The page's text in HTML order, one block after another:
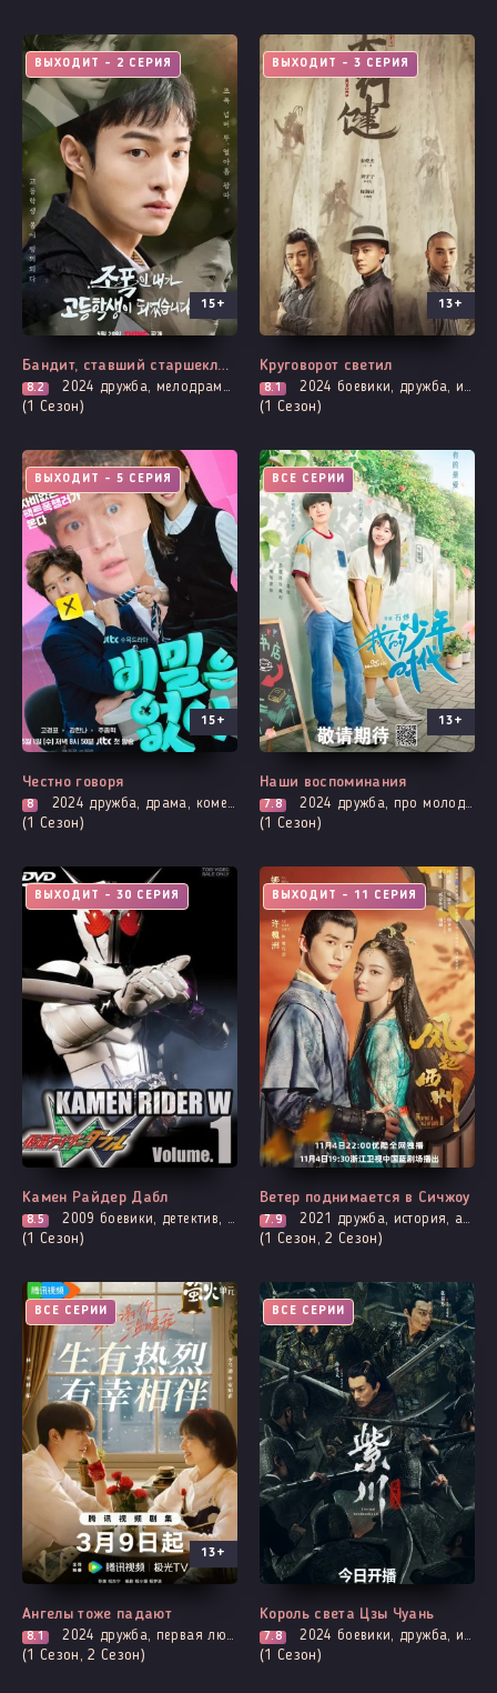
ВЫХОДИТ - 2 СЕРИЯ
15+
Бандит, ставший старшеклассником
8.2 2024 дружба, мелодрама, про молодость и любовь, повседневность, фэнтези
(1 Сезон)
ВЫХОДИТ - 3 СЕРИЯ
13+
Круговорот светил
8.1 2024 боевики, дружба, история, мистика, приключения, расследование
(1 Сезон)
ВЫХОДИТ - 5 СЕРИЯ
15+
Честно говоря
8 2024 дружба, драма, комедия, мелодрама, романтика, фэнтези
(1 Сезон)
ВСЕ СЕРИИ
13+
Наши воспоминания
7.8 2024 дружба, про молодость и любовь, романтика
(1 Сезон)
ВЫХОДИТ - 30 СЕРИЯ
Камен Райдер Дабл
8.5 2009 боевики, детектив, дружба, мистика, броманс, про суперсилу и сверхспособности, фантастика
(1 Сезон)
ВЫХОДИТ - 11 СЕРИЯ
Ветер поднимается в Сичжоу
7.9 2021 дружба, история, адаптация новел, романтика
(1 Сезон, 2 Сезон)
ВСЕ СЕРИИ
13+
Ангелы тоже падают
8.1 2024 дружба, первая любовь, мелодрама, повседневность, романтика
(1 Сезон, 2 Сезон)
ВСЕ СЕРИИ
Король света Цзы Чуань
7.8 2024 боевики, дружба, история, борьба за власть, адаптация новел, фэнтези
(1 Сезон)